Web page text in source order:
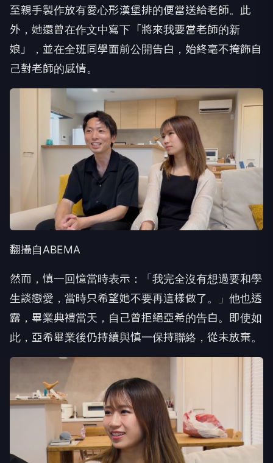
至親手製作放有愛心形漢堡排的便當送給老師。此
外，她還曾在作文中寫下「將來我要當老師的新
娘」，並在全班同學面前公開告白，始終毫不掩飾自
己對老師的感情。
翻攝自ABEMA
然而，慎一回憶當時表示：「我完全沒有想過要和學
生談戀愛，當時只希望她不要再這樣做了。」他也透
露，畢業典禮當天，自己曾拒絕亞希的告白。即使如
此，亞希畢業後仍持續與慎一保持聯絡，從未放棄。